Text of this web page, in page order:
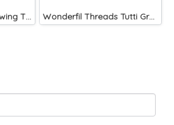
Presencia Cotton Sewing Thread 3-ply 60wt 4882 Yards Grey Wonderfil Threads Tutti Grass